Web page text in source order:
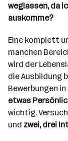
weglassen, da
auskomme?
Eine komplett
manchen
wird der
die Ausbildung
Bewerbungen
etwas
wichtig.
und zwei, drei